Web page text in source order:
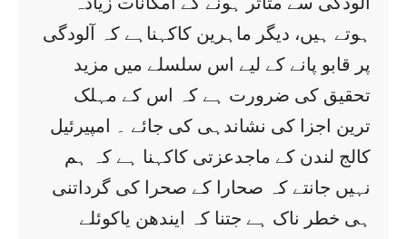
ہوتے ہیں، دیگر ماہرین کاکہناہے کہ آلودگی
پر قابو پانے کے لیے اس سلسلے میں مزید
تحقیق کی ضرورت ہے کہ اس کے مہلک
ترین اجزا کی نشاندہی کی جائے ۔ امپیرئیل
کالج لندن کے ماجدعزتی کاکہنا ہے کہ ہم
نہیں جانتے کہ صحارا کے صحرا کی گرداتنی
ہی خطر ناک ہے جتنا کہ ایندھن یاکوئلے